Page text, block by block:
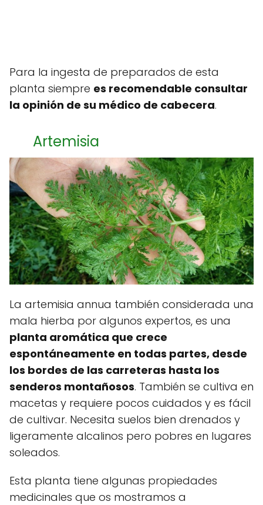
Para la ingesta de preparados de esta
planta siempre es recomendable consultar
la opinión de su médico de cabecera.
Artemisia
La artemisia annua también considerada una
mala hierba por algunos expertos, es una
planta aromática que crece
espontáneamente en todas partes, desde
los bordes de las carreteras hasta los
senderos montañosos. También se cultiva en
macetas y requiere pocos cuidados y es fácil
de cultivar. Necesita suelos bien drenados y
ligeramente alcalinos pero pobres en lugares
soleados.
Esta planta tiene algunas propiedades
medicinales que os mostramos a